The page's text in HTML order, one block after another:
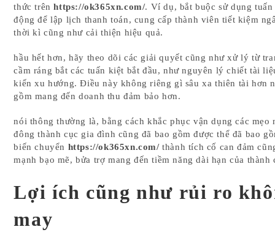
thức trênhttps://ok365xn.com/. Ví dụ, bắt buộc sử dụng
động để lập lịch thanh toán, cung cấp thành viên tiết kiệm
thời kì cũng như cải thiện hiệu quả.
hầu hết hơn, hãy theo dõi các giải quyết cũng như xử lý từ
cầm ráng bắt các tuấn kiệt bắt đầu, như nguyên lý chiết tài
kiến xu hướng. Điều này không riêng gì sâu xa thiên tài hơn
gồm mang đến doanh thu đảm bảo hơn.
nói thông thường là, bằng cách khắc phục vận dụng các mẹo
đông thành cục gia đình cũng đã bao gồm được thể đã bao
biến chuyển https://ok365xn.com/thành tích cố can đảm
mạnh bạo mẽ, bửa trợ mang đến tiềm năng dài hạn của thành
Lợi ích cũng như rủi ro
may